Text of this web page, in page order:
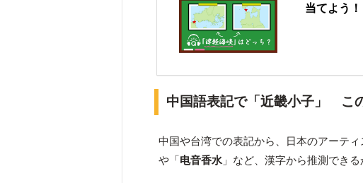
当てよう！
中国語表記で「近畿小子」 こ
中国や台湾での表記から、日本のアーテ
や「电音香水 」など、漢字から推測でき